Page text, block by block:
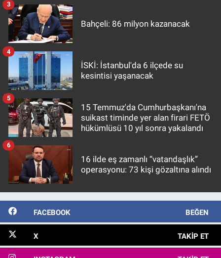
Bahçeli: 86 milyon kazanacak
3
İSKİ: İstanbul'da 6 ilçede su
kesintisi yaşanacak
4
15 Temmuz'da Cumhurbaşkanı'na
suikast timinde yer alan firari FETÖ
hükümlüsü 10 yıl sonra yakalandı
5
16 ilde eş zamanlı “vatandaşlık”
operasyonu: 73 kişi gözaltına alındı
6
FACEBOOK BEĞEN
X TAKIP ET